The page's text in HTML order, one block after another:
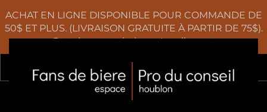
ACHAT EN LIGNE DISPONIBLE POUR COMMANDE DE
50$ ET PLUS. (LIVRAISON GRATUITE À PARTIR DE 75$).
Certaines restrictions s'appliquent
0